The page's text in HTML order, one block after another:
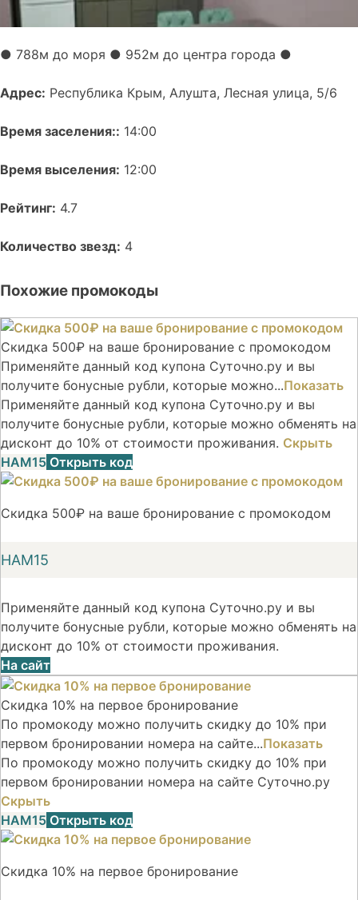
● 788м до моря ● 952м до центра города ●
Адрес: Республика Крым, Алушта, Лесная улица, 5/6
Время заселения:: 14:00
Время выселения: 12:00
Рейтинг: 4.7
Количество звезд: 4
Похожие промокоды
Скидка 500₽ на ваше бронирование с промокодом
Применяйте данный код купона Суточно.ру и вы
получите бонусные рубли, которые можно...Показать
Применяйте данный код купона Суточно.ру и вы
получите бонусные рубли, которые можно обменять на
дисконт до 10% от стоимости проживания. Скрыть
НАМ15 Открыть код
Скидка 500₽ на ваше бронирование с промокодом
НАМ15
Применяйте данный код купона Суточно.ру и вы
получите бонусные рубли, которые можно обменять на
дисконт до 10% от стоимости проживания.
На сайт
Скидка 10% на первое бронирование
По промокоду можно получить скидку до 10% при
первом бронировании номера на сайте...Показать
По промокоду можно получить скидку до 10% при
первом бронировании номера на сайте Суточно.ру
Скрыть
НАМ15 Открыть код
Скидка 10% на первое бронирование